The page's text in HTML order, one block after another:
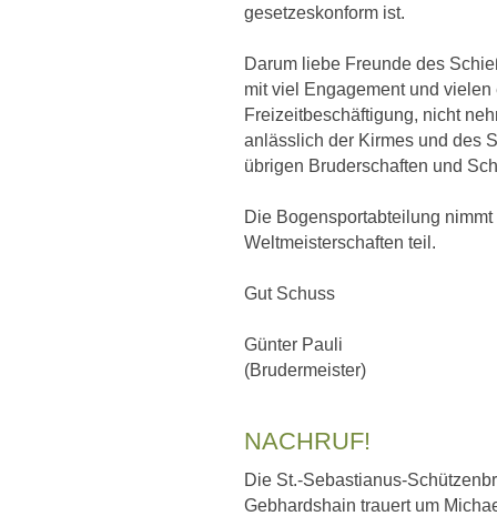
gesetzeskonform ist.
Darum liebe Freunde des
mit viel Engagement und
Freizeitbeschäftigung, nicht
anlässlich der Kirmes und des
übrigen Bruderschaften und
Die Bogensportabteilung
Weltmeisterschaften teil.
Gut Schuss
Günter Pauli
(Brudermeister)
NACHRUF!
Die St.-Sebastianus-
Gebhardshain trauert um